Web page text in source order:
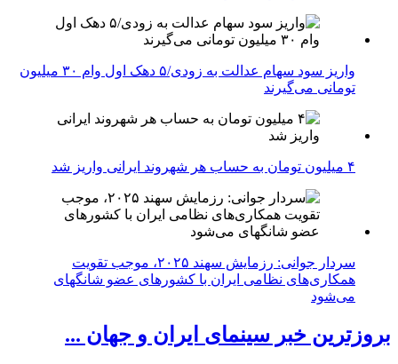
واریز سود سهام عدالت به زودی/۵ دهک اول وام ۳۰ میلیون
تومانی می‌گیرند
۴ میلیون تومان به حساب هر شهروند ایرانی واریز شد
سردار جوانی: رزمایش سهند ۲۰۲۵، موجب تقویت
همکاری‌های نظامی ایران با کشور‌های عضو شانگهای
می‌شود
بروزترین خبر سینمای ایران و جهان ...